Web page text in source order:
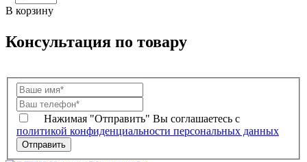
В корзину
Консультация по товару
Нажимая "Отправить" Вы соглашаетесь с
политикой конфиденциальности персональных данных